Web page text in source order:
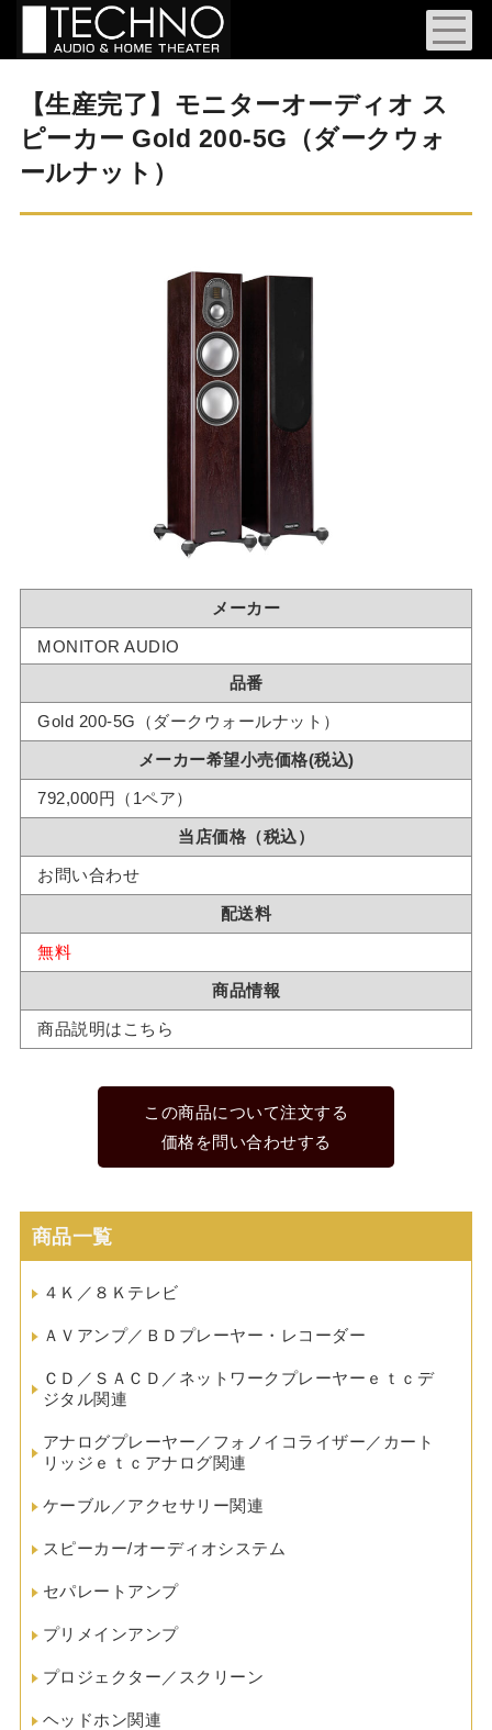
【生産完了】モニターオーディオ ス
ピーカー Gold 200-5G（ダークウォ
ールナット）
メーカー
MONITOR AUDIO
品番
Gold 200-5G（ダークウォールナット）
メーカー希望小売価格(税込)
792,000円（1ペア）
当店価格（税込）
お問い合わせ
配送料
無料
商品情報
商品説明はこちら
この商品について注文する
価格を問い合わせする
商品一覧
４Ｋ／８Ｋテレビ
ＡＶアンプ／ＢＤプレーヤー・レコーダー
ＣＤ／ＳＡＣＤ／ネットワークプレーヤーｅｔｃデ
ジタル関連
アナログプレーヤー／フォノイコライザー／カート
リッジｅｔｃアナログ関連
ケーブル／アクセサリー関連
スピーカー/オーディオシステム
セパレートアンプ
プリメインアンプ
プロジェクター／スクリーン
ヘッドホン関連